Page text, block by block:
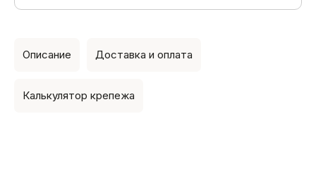
Описание Доставка и оплата
Калькулятор крепежа